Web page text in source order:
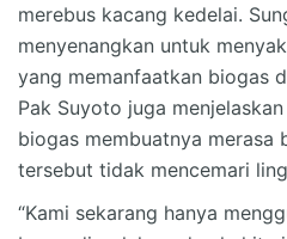
merebus kacang kedelai.
menyenangkan untuk
yang memanfaatkan biogas
Pak Suyoto juga
biogas membuatnya merasa
tersebut tidak mencemari
“Kami sekarang hanya